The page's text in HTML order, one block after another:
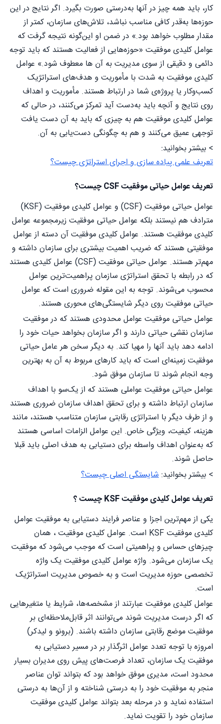
کار، باید همه چیز در آنها به‌درستی صورت بگیرد. اگر نتایج در این
حوزه‌ها به‌قدر کافی مناسب نباشد، تلاش‌های سازمان، کمتر از
مقدار مطلوب خواهد بود.» در ضمن او این‌گونه نتیجه گرفت که
عوامل کلیدی موفقیت «حوزه‌هایی از فعالیت هستند که باید توجه
دائمی و دقیقی از سوی مدیریت به آن ها معطوف شود.» عوامل
کلیدی موفقیت به شدت با مأموریت و هدف‌های استراتژیک
کسب‌وکار یا پروژه‌ی شما در ارتباط هستند. مأموریت و اهداف
روی نتایج و آنچه باید به‌دست آید تمرکز می‌کنند، در حالی که
عوامل کلیدی موفقیت هم به چیزی که باید به آن دست یافت
توجهی عمیق می‌کنند و هم به چگونگی دست‌یابی به آن.
> بیشتر بخوانید:
تعریف علمی پیاده سازی و اجرای استراتژی چیست؟
تعریف عوامل حیاتی موفقیت CSF چیست؟
عوامل حیاتی موفقیت (CSF) و عوامل کلیدی موفقیت (KSF)
مترادف هم نیستند بلکه عوامل حیاتی موفقیت زیرمجموعه عوامل
کلیدی موفقیت هستند. عوامل کلیدی موفقیت آن دسته از عوامل
موفقیتی هستند که ضریب اهمیت بیشتری برای سازمان داشته و
مهم‌تر هستند. عوامل حیاتی موفقیت (CSF) عوامل کلیدی هستند
که در رابطه با تحقق استراتژی سازمان پراهمیت‌ترین عوامل
محسوب می‌شوند. توجه به این مقوله ضروری است که عوامل
حیاتی موفقیت روی دیگر شایستگی‌های محوری هستند.
عوامل حیاتی موفقیت عوامل محدودی هستند که در موفقیت
سازمان نقشی حیاتی دارند و اگر سازمان بخواهد حیات خود را
ادامه دهد باید آنها را مهیا کند. به دیگر سخن هر عامل حیاتی
موفقیت زمینه‌ای است که باید کارهای مربوط به آن به بهترین
وجه انجام شوند تا سازمان موفق شود.
عوامل حیاتی موفقیت عواملی هستند که از یک‌سو با اهداف
سازمان ارتباط داشته و برای تحقق اهداف سازمان ضروری هستند
و از طرف دیگر با استراتژی رقابتی سازمان متناسب هستند، مانند
هزینه، کیفیت، ویژگی خاص. این عوامل الزامات اساسی هستند
که به‌عنوان اهداف واسطه برای دستیابی به هدف اصلی باید قبلا
حاصل شوند.
> بیشتر بخوانید:شایستگی اصلی چیست؟
تعریف عوامل کلیدی موفقیت KSF چیست ؟
یکی از مهم‌ترین اجزا و عناصر فرایند دستیابی به موفقیت عوامل
کلیدی موفقیت KSF است. عوامل کلیدی موفقیت ، همان
چیزهای حساس و پراهمیتی است که موجب می‌شود که موفقیت
یک سازمان می‌شود. واژه عوامل کلیدی موفقیت یک واژه
تخصصی حوزه مدیریت است و به خصوص مدیریت استراتژیک
است.
عوامل کلیدی موفقیت عبارتند از مشخصه‌ها، شرایط یا متغیرهایی
که اگر درست مدیریت شوند می‌توانند اثر قابل‌ملاحظه‌ای بر
موفقیت موضع رقابتی سازمان داشته باشند. (برونو و لیدکر)
امروزه با توجه تعدد عوامل اثرگذار بر در مسیر دستیابی به
موفقیت یک سازمان، تعداد فرصت‌های پیش روی مدیران بسیار
محدود است، مدیری موفق خواهد بود که بتواند توان عناصر
منجر به موفقیت خود را به درستی شناخته و از آن‌ها به درستی
استفاده نماید و در مرحله بعد بتواند عوامل کلیدی موفقیت
سازمان خود را تقویت نماید.